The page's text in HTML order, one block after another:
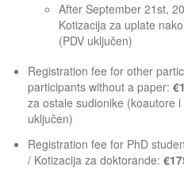
After September 21st,
Kotizacija za uplate
(PDV uključen)
Registration fee for other
participants without a paper:
za ostale sudionike (koautore
uključen)
Registration fee for PhD
/ Kotizacija za doktorande: